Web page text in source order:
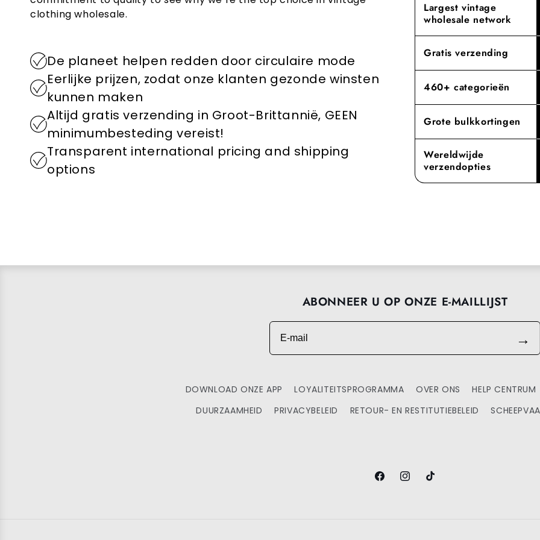
Door
voldoet,
voor
Ervaar het
toewijding
clothing wholesale.
De planeet helpen redden door circulaire mode
Eerlijke prijzen, zodat onze klanten gezonde winsten
kunnen maken
Altijd gratis verzending in Groot-Brittannië, GEEN
minimumbesteding vereist!
Transparent international pricing and shipping
options
Largest vintage
wholesale network
Gratis verzending
460+ categorieën
Grote bulkkortingen
Wereldwijde
verzendopties
ABONNEER U OP ONZE E-MAILLIJST
E-mail
→
DOWNLOAD ONZE APP LOYALITEITSPROGRAMMA OVER ONS HELP CENTRUM
DUURZAAMHEID
PRIVACYBELEID RETOUR- EN RESTITUTIEBELEID
FacebookInstagramTikTok